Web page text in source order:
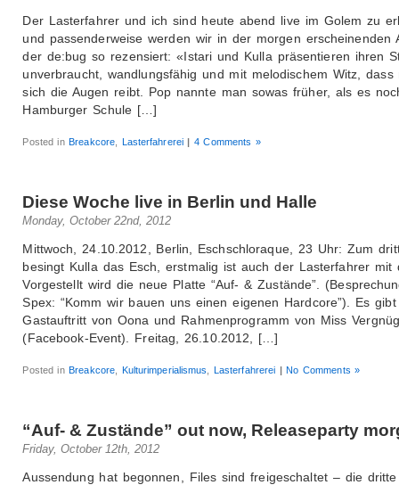
Der Lasterfahrer und ich sind heute abend live im Golem zu
und passenderweise werden wir in der morgen erscheinenden
der de:bug so rezensiert: «Istari und Kulla präsentieren ihren
unverbraucht, wandlungsfähig und mit melodischem Witz, dass
sich die Augen reibt. Pop nannte man sowas früher, als es
Hamburger Schule […]
Posted inBreakcore Lasterfahrerei | 4 Comments »
Diese Woche live in Berlin und Halle
Monday, October 22nd, 2012
Mittwoch, 24.10.2012, Berlin, Eschschloraque, 23 Uhr: Zum
besingt Kulla das Esch, erstmalig ist auch der Lasterfahrer mit
Vorgestellt wird die neue Platte “Auf- & Zustände”.
Spex: “Komm wir bauen uns einen eigenen Hardcore”). Es
Gastauftritt von Oona und Rahmenprogramm von Miss
(Facebook-Event). Freitag, 26.10.2012, […]
Posted inBreakcore Kulturimperialismus Lasterfahrerei | No Comments »
“Auf- & Zustände” out now, Releaseparty
Friday, October 12th, 2012
Aussendung hat begonnen, Files sind freigeschaltet – die